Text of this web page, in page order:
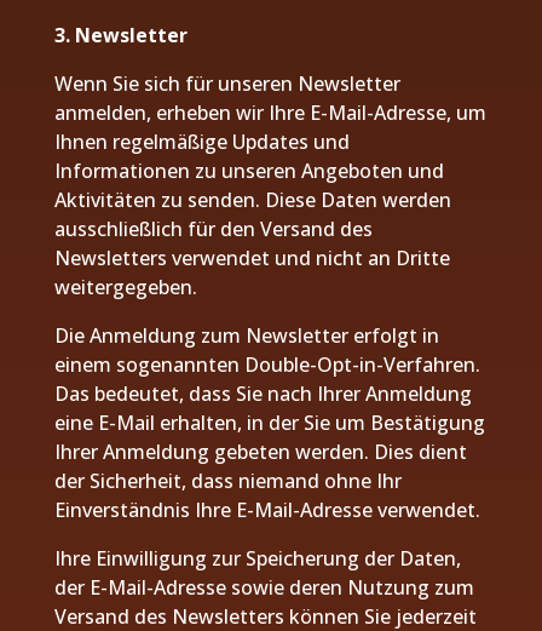
3. Newsletter
Wenn Sie sich für unseren Newsletter
anmelden, erheben wir Ihre E-Mail-Adresse, um
Ihnen regelmäßige Updates und
Informationen zu unseren Angeboten und
Aktivitäten zu senden. Diese Daten werden
ausschließlich für den Versand des
Newsletters verwendet und nicht an Dritte
weitergegeben.
Die Anmeldung zum Newsletter erfolgt in
einem sogenannten Double-Opt-in-Verfahren.
Das bedeutet, dass Sie nach Ihrer Anmeldung
eine E-Mail erhalten, in der Sie um Bestätigung
Ihrer Anmeldung gebeten werden. Dies dient
der Sicherheit, dass niemand ohne Ihr
Einverständnis Ihre E-Mail-Adresse verwendet.
Ihre Einwilligung zur Speicherung der Daten,
der E-Mail-Adresse sowie deren Nutzung zum
Versand des Newsletters können Sie jederzeit